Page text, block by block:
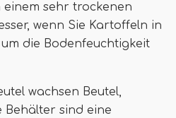
einem sehr trockenen
wenn Sie Kartoffeln in
die Bodenfeuchtigkeit
wachsen Beutel,
sind eine